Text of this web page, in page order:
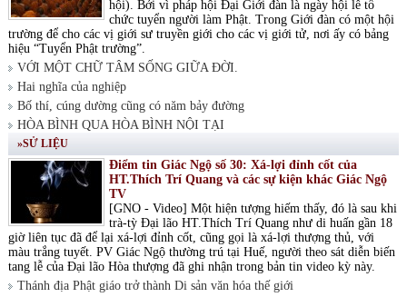
hội). Bởi vì pháp hội Đại Giới đàn là ngày hội lễ tổ
chức tuyển người làm Phật. Trong Giới đàn có một hội
trường để cho các vị giới sư truyền giới cho các vị giới tử, nơi ấy có bảng
hiệu “Tuyển Phật trường”.
VỚI MỘT CHỮ TÂM SỐNG GIỮA ĐỜI.
Hai nghĩa của nghiệp
Bố thí, cúng dường cũng có năm bảy đường
HÒA BÌNH QUA HÒA BÌNH NỘI TẠI
»SỬ LIỆU
Điểm tin Giác Ngộ số 30: Xá-lợi đỉnh cốt của
HT.Thích Trí Quang và các sự kiện khác Giác Ngộ
TV
[GNO - Video] Một hiện tượng hiếm thấy, đó là sau khi
trà-tỳ Đại lão HT.Thích Trí Quang như di huấn gần 18
giờ liên tục đã để lại xá-lợi đỉnh cốt, cũng gọi là xá-lợi thượng thủ, với
màu trắng tuyết. PV Giác Ngộ thường trú tại Huế, người theo sát diễn biến
tang lễ của Đại lão Hòa thượng đã ghi nhận trong bản tin video kỳ này.
Thánh địa Phật giáo trở thành Di sản văn hóa thế giới